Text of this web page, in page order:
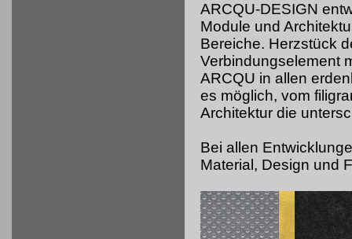
ARCQU-DESIGN
Module und
Bereiche. Herzstück
Verbindungselement
ARCQU in allen
es möglich, vom
Architektur die
Bei allen
Material, Design und